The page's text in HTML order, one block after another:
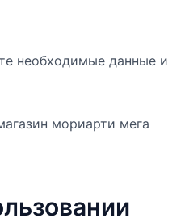
необходимые данные и
мориарти мега